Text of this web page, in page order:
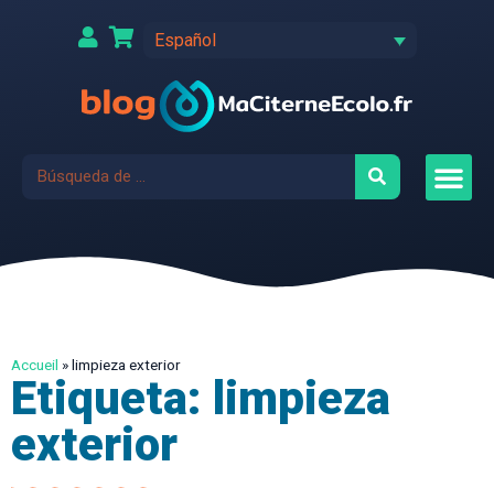
Español
Accueil »limpieza exterior
Etiqueta: limpieza
exterior